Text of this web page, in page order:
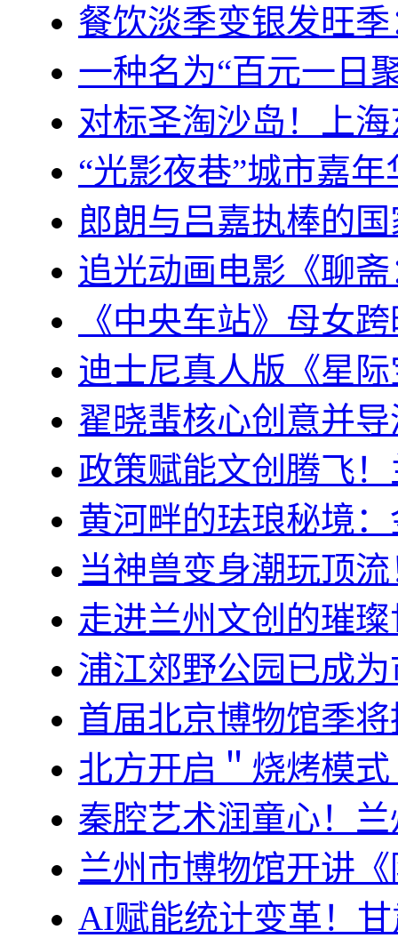
餐饮淡季变银发旺
一种名为“百元一日
对标圣淘沙岛！上
“光影夜巷”城市嘉
郎朗与吕嘉执棒的
追光动画电影《聊
《中央车站》母女
迪士尼真人版《星
翟晓蜚核心创意并
政策赋能文创腾飞
黄河畔的珐琅秘境
当神兽变身潮玩顶
走进兰州文创的璀
浦江郊野公园已成
首届北京博物馆季
北方开启＂烧烤模
秦腔艺术润童心！
兰州市博物馆开讲
AI赋能统计变革！